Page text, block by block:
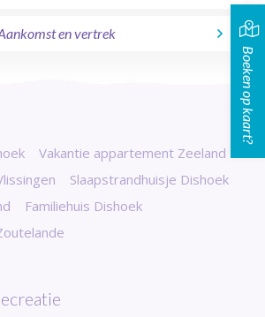
Boeken op kaart?
en vertrek
Vakantie appartement Zeeland
Slaapstrandhuisje Dishoek
Familiehuis Dishoek